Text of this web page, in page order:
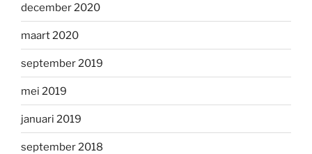
december 2020
maart 2020
september 2019
mei 2019
januari 2019
september 2018